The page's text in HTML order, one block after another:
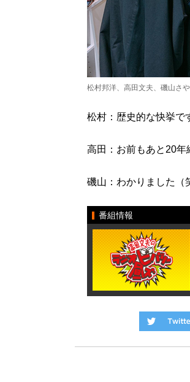
松村邦洋、高田文夫、磯山さ
松村：歴史的な快挙で
高田：お前もあと20年
磯山：わかりました（
番組情報